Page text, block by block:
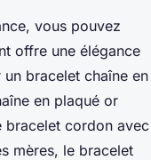
vous pouvez
offre une élégance
bracelet chaîne en
en plaqué or
bracelet cordon avec
mères, le bracelet